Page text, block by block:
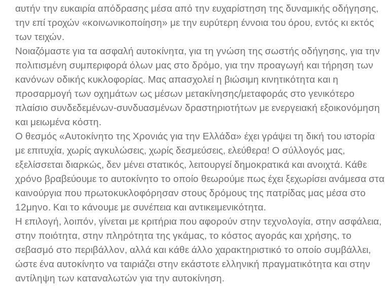
αυτήν την ευκαιρία απόδρασης μέσα από την ευχαρίστηση της δυναμικής οδήγησης,
την επί τροχών «κοινωνικοποίηση» με την ευρύτερη έννοια του όρου, εντός κι εκτός
των τειχών.
Νοιαζόμαστε για τα ασφαλή αυτοκίνητα, για τη γνώση της σωστής οδήγησης, για την
πολιτισμένη συμπεριφορά όλων μας στο δρόμο, για την προαγωγή και τήρηση των
κανόνων οδικής κυκλοφορίας. Μας απασχολεί η βιώσιμη κινητικότητα και η
προσαρμογή των οχημάτων ως μέσων μετακίνησης/μεταφοράς στο γενικότερο
πλαίσιο συνδεδεμένων-συνδυασμένων δραστηριοτήτων με ενεργειακή εξοικονόμηση
και μειωμένα κόστη.
Ο θεσμός «Αυτοκίνητο της Χρονιάς για την Ελλάδα» έχει γράψει τη δική του ιστορία
με επιτυχία, χωρίς αγκυλώσεις, χωρίς δεσμεύσεις, ελεύθερα! Ο σύλλογός μας,
εξελίσσεται διαρκώς, δεν μένει στατικός, λειτουργεί δημοκρατικά και ανοιχτά. Κάθε
χρόνο βραβεύουμε το αυτοκίνητο το οποίο θεωρούμε πως έχει ξεχωρίσει ανάμεσα στα
καινούργια που πρωτοκυκλοφόρησαν στους δρόμους της πατρίδας μας μέσα στο
12μηνο. Και το κάνουμε με συνέπεια και αντικειμενικότητα.
H επιλογή, λοιπόν, γίνεται με κριτήρια που αφορούν στην τεχνολογία, στην ασφάλεια,
στην ποιότητα, στην πληρότητα της γκάμας, το κόστος αγοράς και χρήσης, το
σεβασμό στο περιβάλλον, αλλά και κάθε άλλο χαρακτηριστικό το οποίο συμβάλλει,
ώστε ένα αυτοκίνητο να ταιριάζει στην εκάστοτε ελληνική πραγματικότητα και στην
αντίληψη των καταναλωτών για την αυτοκίνηση.